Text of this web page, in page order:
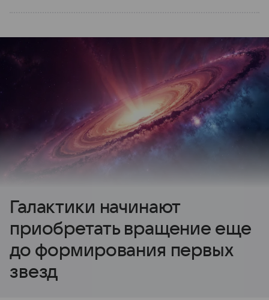
Галактики начинают
приобретать вращение еще
до формирования первых
звезд